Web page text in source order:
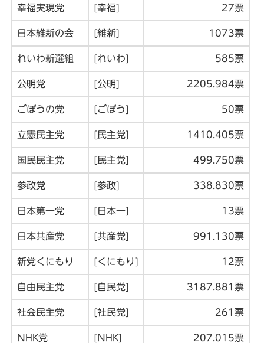
幸福実現党 [幸福] 27票
日本維新の会 [維新] 1073票
れいわ新選組 [れいわ] 585票
公明党 [公明] 2205.984票
ごぼうの党 [ごぼう] 50票
立憲民主党 [民主党] 1410.405票
国民民主党 [民主党] 499.750票
参政党 [参政] 338.830票
日本第一党 [日本一] 13票
日本共産党 [共産党] 991.130票
新党くにもり [くにもり] 12票
自由民主党 [自民党] 3187.881票
社会民主党 [社民党] 261票
NHK党 [NHK] 207.015票